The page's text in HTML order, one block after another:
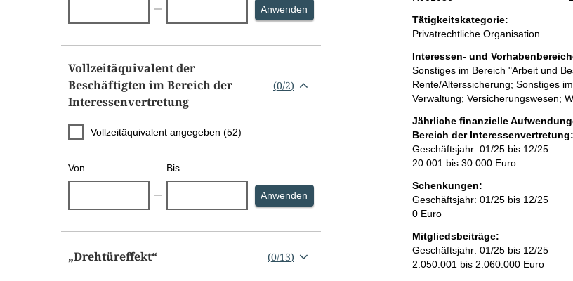
Anwenden
Vollzeitäquivalent der
Beschäftigten im Bereich der
Interessenvertretung
(0/2)
Vollzeitäquivalent angegeben (52)
Von Bis
Anwenden Selektion Vollzeitäquivalent der Beschäftigten im Bereich
„Drehtüreffekt“ (0/13)
Tätigkeitskategorie:
Privatrechtliche Organisation
Interessen- und
Sonstiges im Bereich "Arbeit und
Rente/Alterssicherung; Sonstiges
Verwaltung; Versicherungswesen;
Jährliche finanzielle
Bereich der Interessenvertretung:
Geschäftsjahr: 01/25 bis 12/25
20.001 bis 30.000 Euro
Schenkungen:
Geschäftsjahr: 01/25 bis 12/25
0 Euro
Mitgliedsbeiträge:
Geschäftsjahr: 01/25 bis 12/25
2.050.001 bis 2.060.000 Euro